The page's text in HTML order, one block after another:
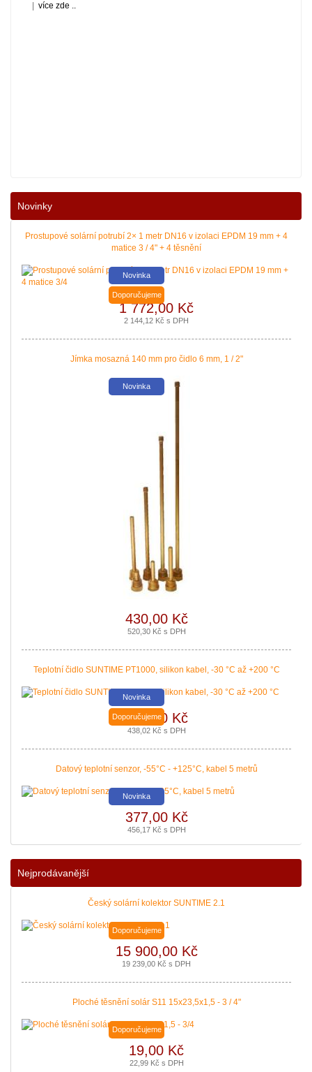
více zde ..
Nové podmínky dotací na nové solární systémy, tepelná čerpadla a
Nová zelená úsporám a Kotlíkové dotace snadno s PROPULS SOLAR.
Novinky
Prostupové solární potrubí 2× 1 metr DN16 v izolaci EPDM 19 mm + 4
matice 3 / 4" + 4 těsnění
Novinka
Doporučujeme
1 772,00 Kč
2 144,12 Kč s DPH
Jímka mosazná 140 mm pro čidlo 6 mm, 1 / 2"
Novinka
430,00 Kč
520,30 Kč s DPH
Teplotní čidlo SUNTIME PT1000, silikon kabel, -30 °C až +200 °C
Novinka
Doporučujeme
362,00 Kč
438,02 Kč s DPH
Datový teplotní senzor, -55°C - +125°C, kabel 5 metrů
Novinka
377,00 Kč
456,17 Kč s DPH
Nejprodávanější
Český solární kolektor SUNTIME 2.1
Doporučujeme
15 900,00 Kč
19 239,00 Kč s DPH
Ploché těsnění solár S11 15x23,5x1,5 - 3 / 4"
Doporučujeme
19,00 Kč
22,99 Kč s DPH